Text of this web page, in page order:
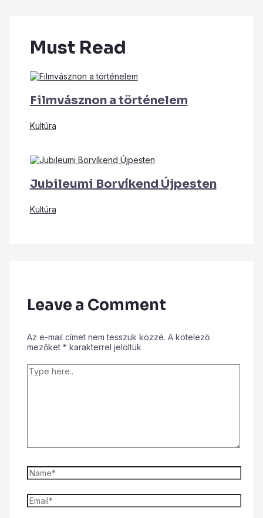
Must Read
Filmvásznon a történelem
Kultúra
Jubileumi Borvíkend Újpesten
Kultúra
Leave a Comment
Az e-mail címet nem tesszük közzé. A kötelező
mezőket * karakterrel jelöltük